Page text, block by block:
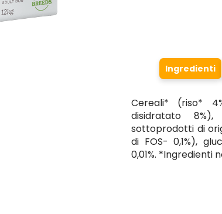
Ingredienti
Cereali* (riso*
disidratato
sottoprodotti di
di FOS- 0,1%),
0,01%. *Ingredienti